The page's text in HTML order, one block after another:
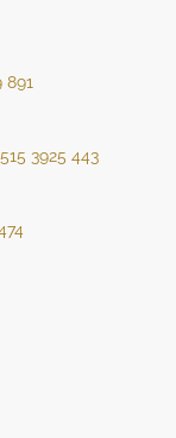
891
3925 443